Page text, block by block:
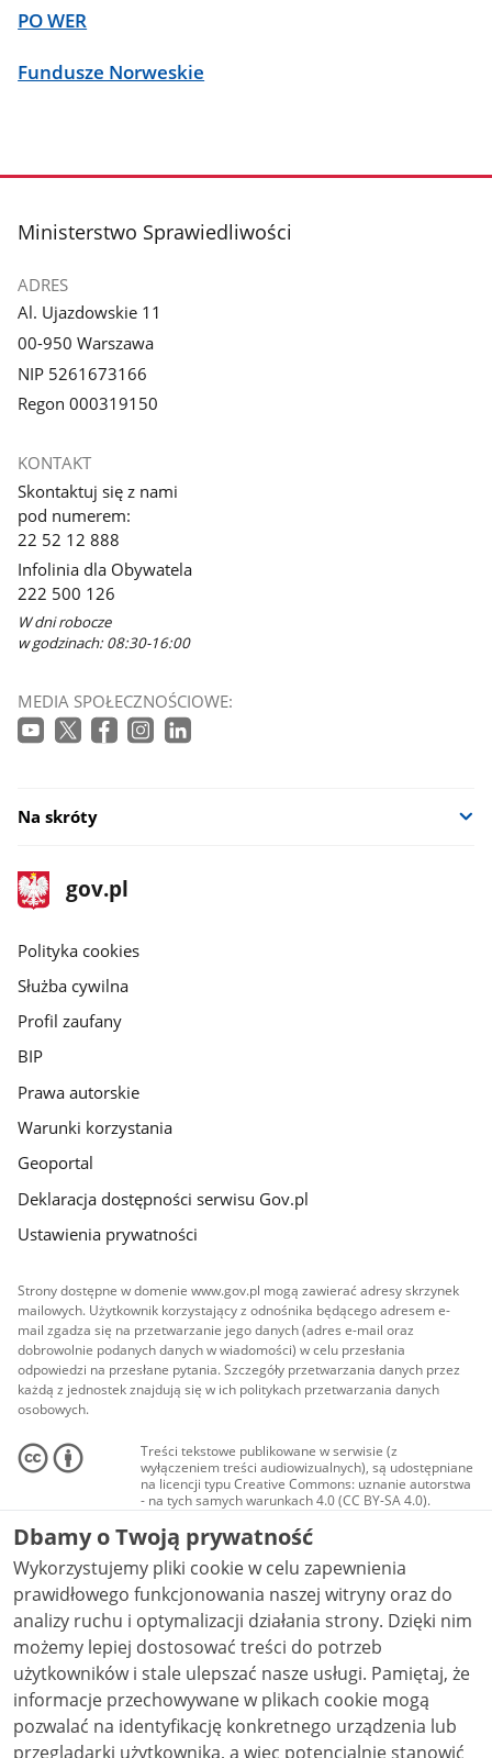
PO WER
Fundusze Norweskie
stopka
Ministerstwo Sprawiedliwości
ADRES
Al. Ujazdowskie 11
00-950 Warszawa
NIP 5261673166
Regon 000319150
KONTAKT
Skontaktuj się z nami
pod numerem:
22 52 12 888
Infolinia dla Obywatela
222 500 126
W dni robocze
w godzinach: 08:30-16:00
MEDIA SPOŁECZNOŚCIOWE:
Na skróty
stopka
gov.pl
Strona
gov.pl
gov.pl
Polityka cookies
Służba cywilna
Profil zaufany
BIP
Prawa autorskie
Warunki korzystania
Geoportal
Deklaracja dostępności serwisu Gov.pl
Ustawienia prywatności
Strony dostępne w domenie www.gov.pl mogą zawierać adresy skrzynek
mailowych. Użytkownik korzystający z odnośnika będącego adresem e-
mail zgadza się na przetwarzanie jego danych (adres e-mail oraz
dobrowolnie podanych danych w wiadomości) w celu przesłania
odpowiedzi na przesłane pytania. Szczegóły przetwarzania danych przez
każdą z jednostek znajdują się w ich politykach przetwarzania danych
osobowych.
Treści tekstowe publikowane w serwisie (z
wyłączeniem treści audiowizualnych), są udostępniane
na licencji typu Creative Commons: uznanie autorstwa
- na tych samych warunkach 4.0 (CC BY-SA 4.0).
Materiały audiowizualne, w tym zdjęcia, materiały
audio i wideo, są udostępniane na licencji typu
Creative Commons: uznanie autorstwa użycie
niekomercyjne - bez utworów zależnych 4.0 (CC BY-
NC-ND 4.0), o ile nie jest to stwierdzone inaczej.
Dbamy o Twoją prywatność
Wykorzystujemy pliki cookie w celu zapewnienia
prawidłowego funkcjonowania naszej witryny oraz do
analizy ruchu i optymalizacji działania strony. Dzięki nim
możemy lepiej dostosować treści do potrzeb
użytkowników i stale ulepszać nasze usługi. Pamiętaj, że
informacje przechowywane w plikach cookie mogą
pozwalać na identyfikację konkretnego urządzenia lub
przeglądarki użytkownika, a więc potencjalnie stanowić